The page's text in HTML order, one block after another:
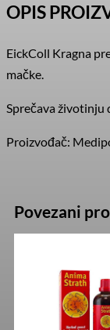
OPIS
EickColl Kragna
mačke.
Sprečava životinju
Proizvođač:
Povezani